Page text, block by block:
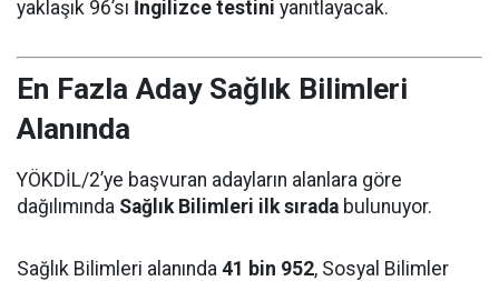
yaklaşık 96’sı İngilizce testini yanıtlayacak.
En Fazla Aday Sağlık Bilimleri
Alanında
YÖKDİL/2’ye başvuran adayların alanlara göre
dağılımında Sağlık Bilimleri ilk sırada bulunuyor.
Sağlık Bilimleri alanında 41 bin 952, Sosyal Bilimler